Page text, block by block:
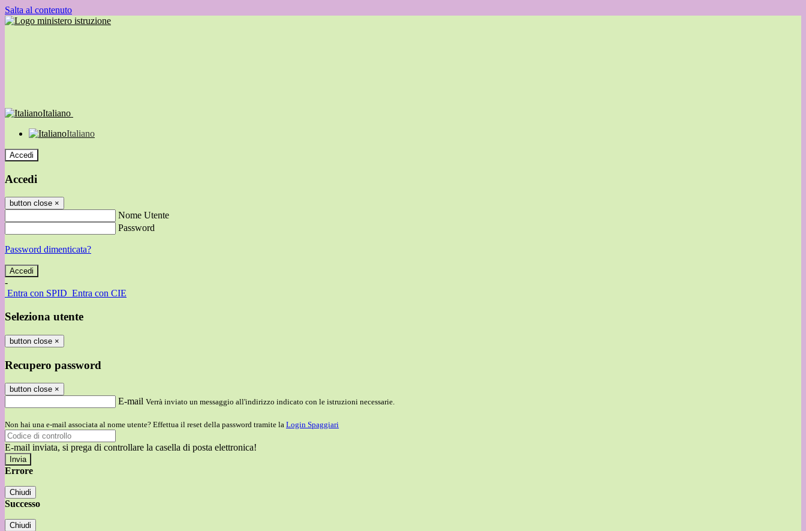
Salta al contenuto
Italiano
Italiano
Accedi
Accedi
button close ×
Nome Utente
Password
Password dimenticata?
-
Entra con SPID Entra con CIE
Seleziona utente
button close ×
Recupero password
button close ×
E-mail Verrà inviato un messaggio all'indirizzo indicato con le istruzioni necessarie.
Non hai una e-mail associata al nome utente? Effettua il reset della password tramite la Login Spaggiari
E-mail inviata, si prega di controllare la casella di posta elettronica!
Errore
Chiudi
Successo
Chiudi